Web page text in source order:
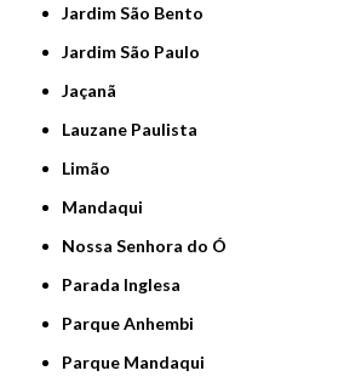
Jardim São Bento
Jardim São Paulo
Jaçanã
Lauzane Paulista
Limão
Mandaqui
Nossa Senhora do Ó
Parada Inglesa
Parque Anhembi
Parque Mandaqui